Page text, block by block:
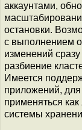
аккаунтами,
остановки.
с выполнением
изменений
разбиение
Имеется
приложений,
применяться
системы